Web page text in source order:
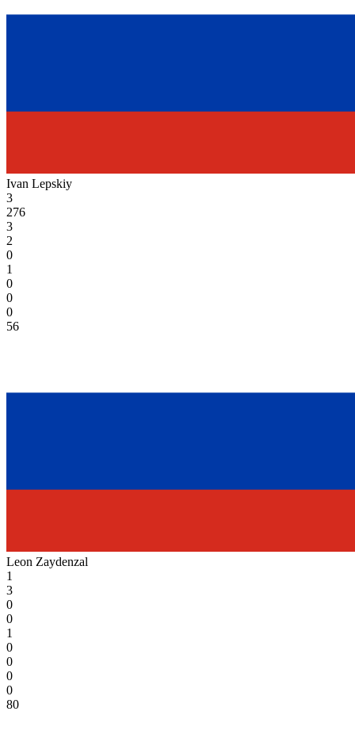
Ivan Lepskiy
3
276
3
2
0
1
0
0
0
56
Leon Zaydenzal
1
3
0
0
1
0
0
0
0
80